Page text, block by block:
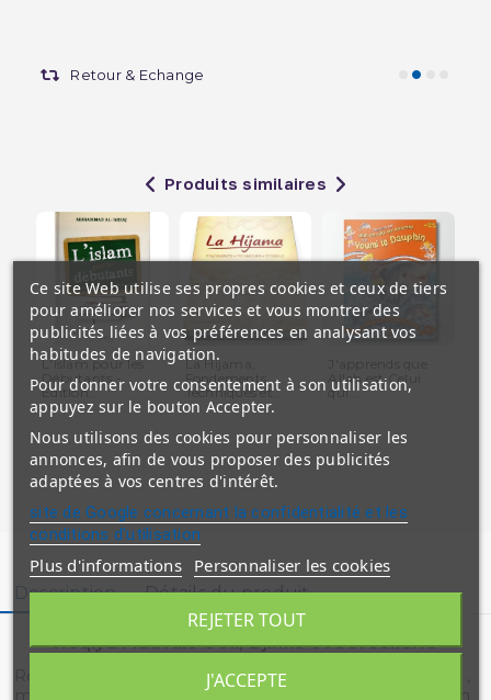
Retour & Echange
Produits similaires
L'islam pour les
Débutants -
Edition...
La Hijama,
Fondements,
Techniques et...
Allah est Celui
qui...
Description Détails du produit
Roqiya Mauvais Oeil, Djinns et Sorcellerie
Recueil de fatwas ( questions-réponses) sur la roqiya ,
mauvais oeil , djinns et sorcellerie par les savants : Ibn
Ce site Web utilise ses propres cookies et ceux de tiers
pour améliorer nos services et vous montrer des
publicités liées à vos préférences en analysant vos
habitudes de navigation.
Pour donner votre consentement à son utilisation,
appuyez sur le bouton Accepter.
Nous utilisons des cookies pour personnaliser les
annonces, afin de vous proposer des publicités
adaptées à vos centres d'intérêt.
site de Google concernant la confidentialité et les
conditions d'utilisation
Plus d'informations Personnaliser les cookies
REJETER TOUT
J'ACCEPTE